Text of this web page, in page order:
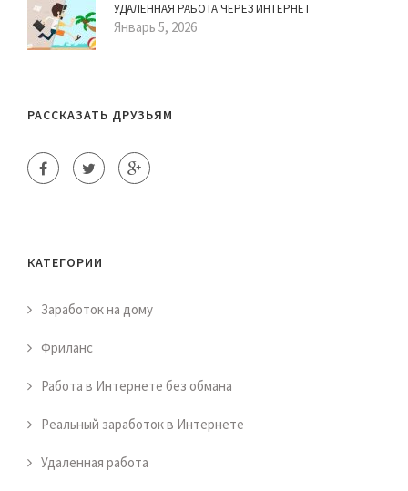
УДАЛЕННАЯ РАБОТА ЧЕРЕЗ ИНТЕРНЕТ
Январь 5, 2026
РАССКАЗАТЬ ДРУЗЬЯМ
КАТЕГОРИИ
Заработок на дому
Фриланс
Работа в Интернете без обмана
Реальный заработок в Интернете
Удаленная работа